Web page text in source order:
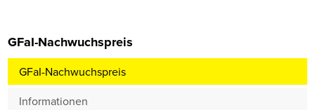
GFaI-Nachwuchspreis
GFaI-Nachwuchspreis
Informationen